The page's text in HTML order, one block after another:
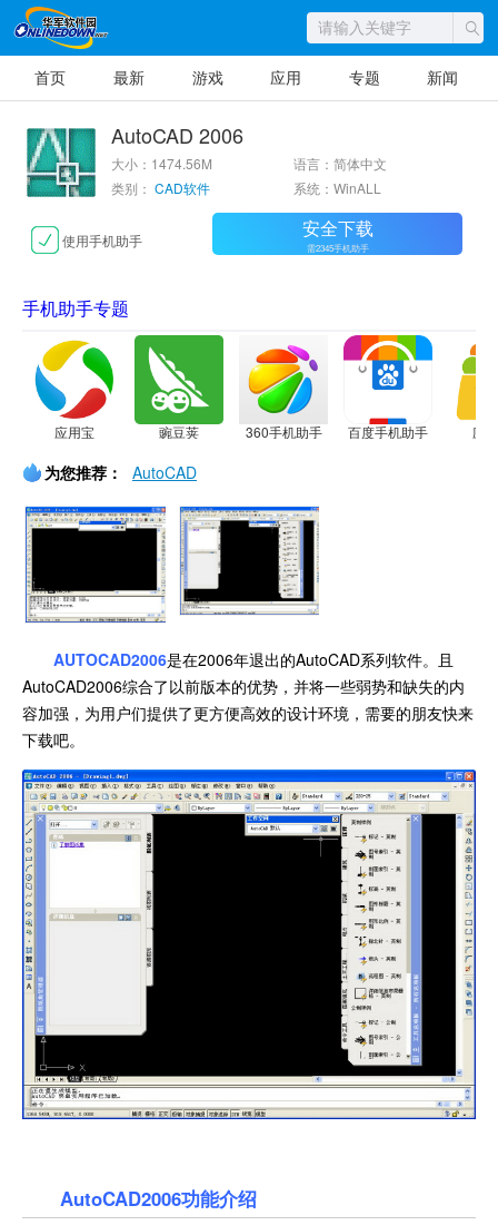
首页 最新 游戏 应用 专题 新闻
AutoCAD 2006
大小：1474.56M
语言：简体中文
类别： CAD软件 系统：WinALL
使用手机助手 安全下载
需2345手机助手
手机助手专题
应用宝 豌豆荚 360手机助手 百度手机助手 应
为您推荐： AutoCAD
AUTOCAD2006是在2006年退出的AutoCAD系列软件。且
AutoCAD2006综合了以前版本的优势，并将一些弱势和缺失的内
容加强，为用户们提供了更方便高效的设计环境，需要的朋友快来
下载吧。
AutoCAD2006功能介绍